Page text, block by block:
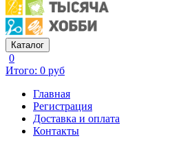
Каталог
0
Итого: 0 руб
Главная
Регистрация
Доставка и оплата
Контакты